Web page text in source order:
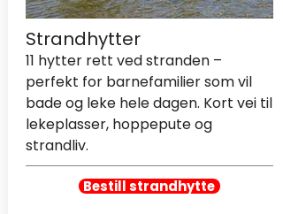
Strandhytter
11 hytter rett ved stranden –
perfekt for barnefamilier som vil
bade og leke hele dagen. Kort vei til
lekeplasser, hoppepute og
strandliv.
Bestill strandhytte